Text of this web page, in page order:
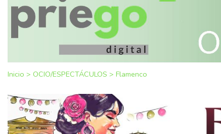
Inicio > OCIO/ESPECTÁCULOS > Flamenco